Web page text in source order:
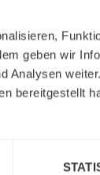
geben wir
Analysen
bereitgestellt
Zugang
und
Ich
im Markt
Gallen